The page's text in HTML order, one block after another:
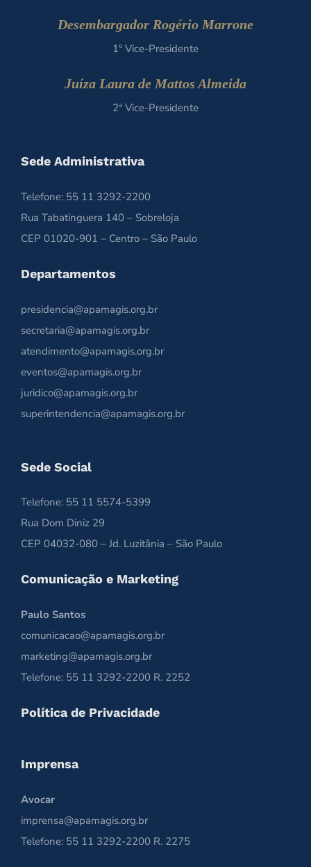
Desembargador Rogério Marrone
1º Vice-Presidente
Juíza Laura de Mattos Almeida
2ª Vice-Presidente
Sede Administrativa
Telefone: 55 11 3292-2200
Rua Tabatinguera 140 – Sobreloja
CEP 01020-901 – Centro – São Paulo
Departamentos
presidencia@apamagis.org.br
secretaria@apamagis.org.br
atendimento@apamagis.org.br
eventos@apamagis.org.br
juridico@apamagis.org.br
superintendencia@apamagis.org.br
Sede Social
Telefone: 55 11 5574-5399
Rua Dom Diniz 29
CEP 04032-080 – Jd. Luzitânia – São Paulo
Comunicação e Marketing
Paulo Santos
comunicacao@apamagis.org.br
marketing@apamagis.org.br
Telefone: 55 11 3292-2200 R. 2252
Política de Privacidade
Imprensa
Avocar
imprensa@apamagis.org.br
Telefone: 55 11 3292-2200 R. 2275